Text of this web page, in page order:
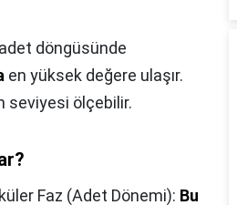
döngüsünde
en yüksek değere ulaşır.
seviyesi ölçebilir.
Faz (Adet Dönemi): Bu